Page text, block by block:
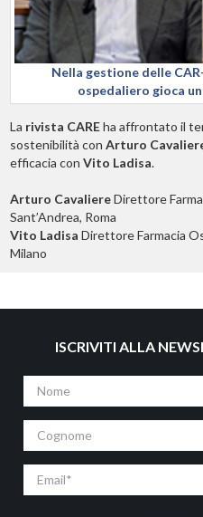
Nella gestione delle
ospedaliero gioca
La rivista CAREha affrontato il
sostenibilità con Arturo
efficacia con Vito Ladisa.
Arturo CavaliereDirettore
Sant’Andrea, Roma
Vito Ladisa Direttore Farmacia
Milano
ISCRIVITI ALLA
Nome
Cognome
Email